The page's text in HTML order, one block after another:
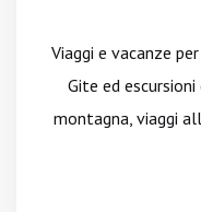
Viaggi e vacanze
Gite ed
montagna, viaggi